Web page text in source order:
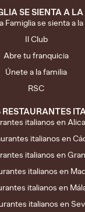
SE SIENTA A
Famiglia se sienta a
Il Club
Abre tu franquicia
Únete a la familia
RSC
RESTAURANTES
italianos en
italianos en
italianos en
italianos en
italianos en
italianos en